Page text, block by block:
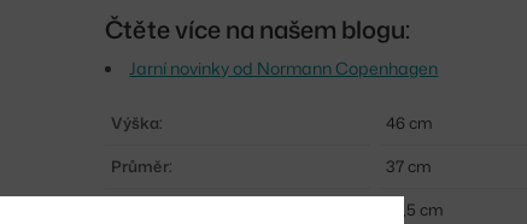
Čtěte více na našem blogu:
Jarní novinky od Normann Copenhagen
Výška:
46 cm
Průměr:
37 cm
37,5 cm